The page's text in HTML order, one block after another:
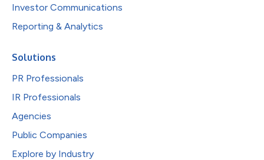
Investor Communications
Reporting & Analytics
Solutions
PR Professionals
IR Professionals
Agencies
Public Companies
Explore by Industry